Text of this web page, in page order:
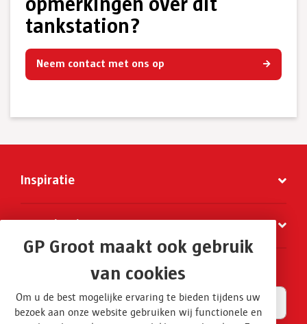
opmerkingen over dit
tankstation?
Neem contact met ons op
Inspiratie
Organisatie
Schrijf je in voor de nieuwsbrief Grootbeeld
(Vereist)
GP Groot maakt ook gebruik
van cookies
Om u de best mogelijke ervaring te bieden tijdens uw
bezoek aan onze website gebruiken wij functionele en